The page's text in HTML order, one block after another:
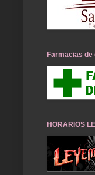
Farmacias de
HORARIOS